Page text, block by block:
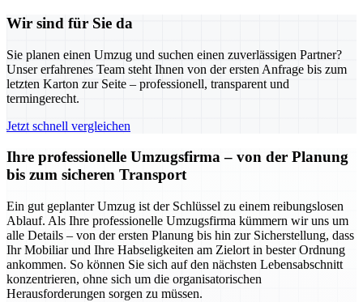
Wir sind für Sie da
Sie planen einen Umzug und suchen einen zuverlässigen Partner?
Unser erfahrenes Team steht Ihnen von der ersten Anfrage bis zum
letzten Karton zur Seite – professionell, transparent und
termingerecht.
Jetzt schnell vergleichen
Ihre professionelle Umzugsfirma – von der Planung
bis zum sicheren Transport
Ein gut geplanter Umzug ist der Schlüssel zu einem reibungslosen
Ablauf. Als Ihre professionelle Umzugsfirma kümmern wir uns um
alle Details – von der ersten Planung bis hin zur Sicherstellung, dass
Ihr Mobiliar und Ihre Habseligkeiten am Zielort in bester Ordnung
ankommen. So können Sie sich auf den nächsten Lebensabschnitt
konzentrieren, ohne sich um die organisatorischen
Herausforderungen sorgen zu müssen.